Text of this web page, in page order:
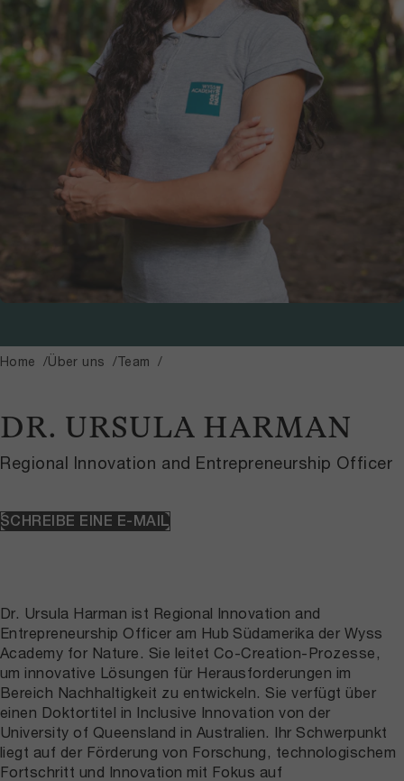
Home Über uns Team
DR. URSULA HARMAN
Regional Innovation and Entrepreneurship Officer
SCHREIBE EINE E-MAIL
Dr. Ursula Harman ist Regional Innovation and
Entrepreneurship Officer am Hub Südamerika der Wyss
Academy for Nature. Sie leitet Co-Creation-Prozesse,
um innovative Lösungen für Herausforderungen im
Bereich Nachhaltigkeit zu entwickeln. Sie verfügt über
einen Doktortitel in Inclusive Innovation von der
University of Queensland in Australien. Ihr Schwerpunkt
liegt auf der Förderung von Forschung, technologischem
Fortschritt und Innovation mit Fokus auf